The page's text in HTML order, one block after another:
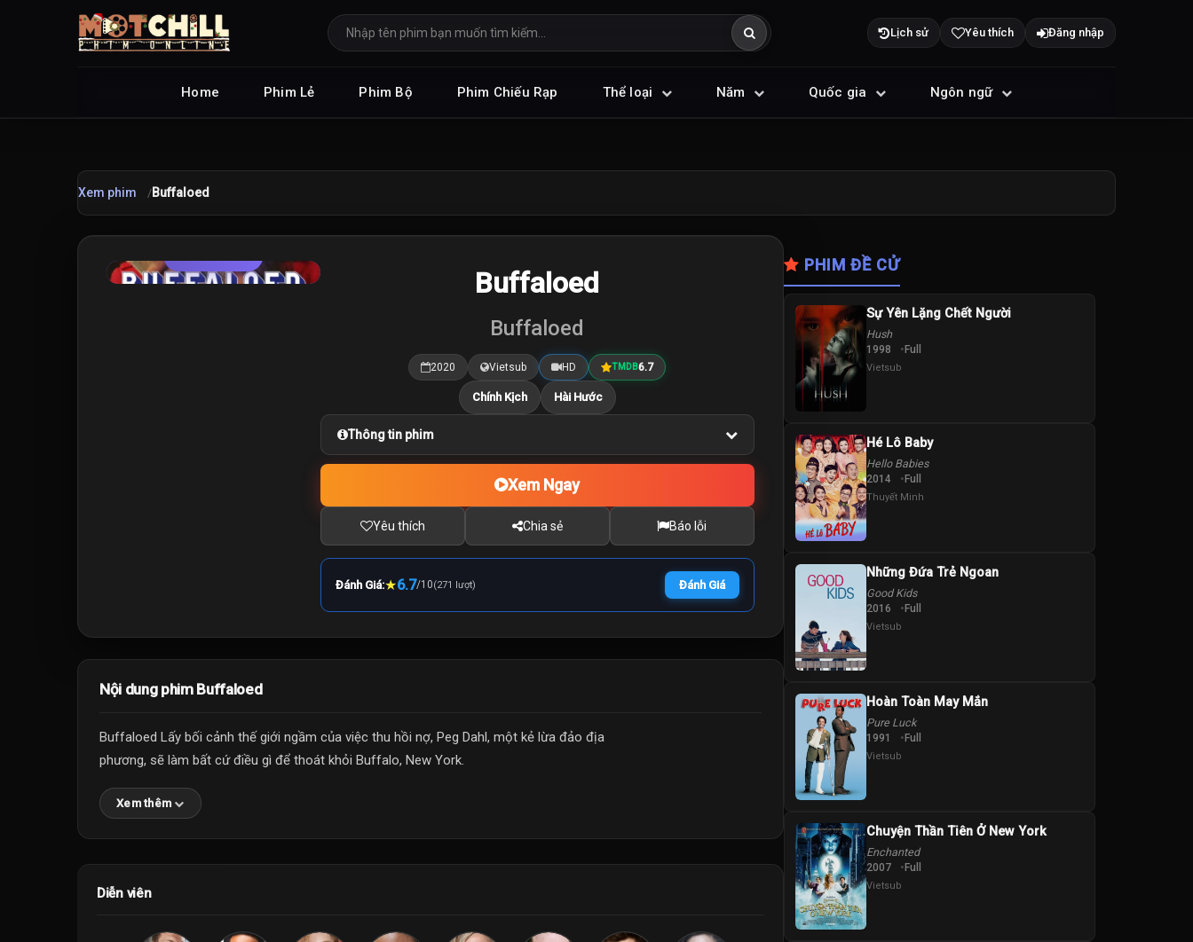
Lịch sử Yêu thích Đăng nhập
Home Phim Lẻ Phim Bộ Phim Chiếu Rạp Thể loại Năm Quốc gia Ngôn ngữ
Xem phim Buffaloed
★6.7/10 Buffaloed
Buffaloed
2020 Vietsub HD TMDB6.7
Chính Kịch Hài Hước
Thông tin phim
Xem Ngay
Yêu thích Chia sẻ Báo lỗi
Đánh Giá:★6.7/10(271 lượt) Đánh Giá
Nội dung phim Buffaloed
Buffaloed Lấy bối cảnh thế giới ngầm của việc thu hồi nợ, Peg Dahl, một kẻ lừa đảo địa
phương, sẽ làm bất cứ điều gì để thoát khỏi Buffalo, New York.
Xem thêm
Diễn viên
PHIM ĐỀ CỬ
Sự Yên Lặng Chết Người
Hush
1998 Full
Vietsub
Hé Lô Baby
Hello Babies
2014 Full
Thuyết Minh
Những Đứa Trẻ Ngoan
Good Kids
2016 Full
Vietsub
Hoàn Toàn May Mắn
Pure Luck
1991 Full
Vietsub
Chuyện Thần Tiên Ở New York
Enchanted
2007 Full
Vietsub